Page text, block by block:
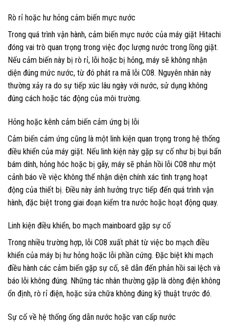
Rò rỉ hoặc hư hỏng cảm biến mực nước
Trong quá trình vận hành, cảm biến mực nước của máy giặt Hitachi
đóng vai trò quan trọng trong việc đọc lượng nước trong lồng giặt.
Nếu cảm biến này bị rò rỉ, lỗi hoặc bị hỏng, máy sẽ không nhận
diện đúng mức nước, từ đó phát ra mã lỗi C08. Nguyên nhân này
thường xảy ra do sự tiếp xúc lâu ngày với nước, sử dụng không
đúng cách hoặc tác động của môi trường.
Hỏng hoặc kênh cảm biến cảm ứng bị lỗi
Cảm biến cảm ứng cũng là một linh kiện quan trọng trong hệ thống
điều khiển của máy giặt. Nếu linh kiện này gặp sự cố như bị bụi bẩn
bám dính, hỏng hóc hoặc bị gãy, máy sẽ phản hồi lỗi C08 như một
cảnh báo về việc không thể nhận diện chính xác tình trạng hoạt
động của thiết bị. Điều này ảnh hưởng trực tiếp đến quá trình vận
hành, đặc biệt trong giai đoạn kiểm tra nước hoặc hoạt động quay.
Linh kiện điều khiển, bo mạch mainboard gặp sự cố
Trong nhiều trường hợp, lỗi C08 xuất phát từ việc bo mạch điều
khiển của máy bị hư hỏng hoặc lỗi phần cứng. Đặc biệt khi mạch
điều hành các cảm biến gặp sự cố, sẽ dẫn đến phản hồi sai lệch và
báo lỗi không đúng. Những tác nhân thường gặp là dòng điện không
ổn định, rò rỉ điện, hoặc sửa chữa không đúng kỹ thuật trước đó.
Sự cố về hệ thống ống dẫn nước hoặc van cấp nước